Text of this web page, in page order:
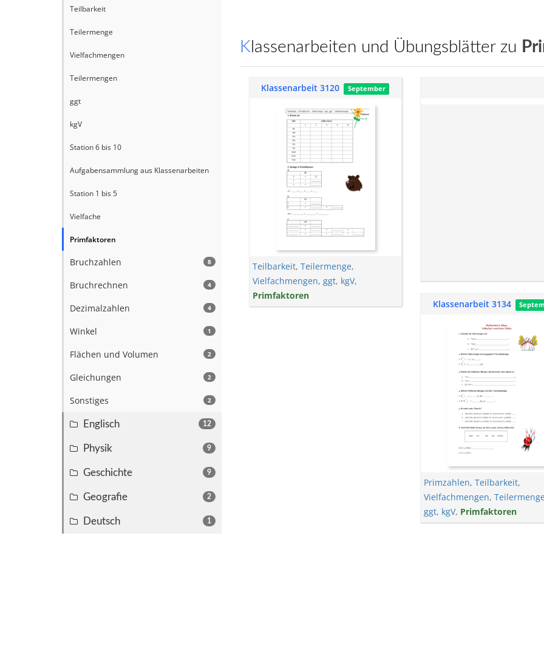
Teilbarkeit
Teilermenge
Vielfachmengen
Teilermengen
ggt
kgV
Station 6 bis 10
Aufgabensammlung aus Klassenarbeiten
Station 1 bis 5
Vielfache
Primfaktoren
8
Bruchzahlen
4
Bruchrechnen
4
Dezimalzahlen
1
Winkel
2
Flächen und Volumen
2
Gleichungen
2
Sonstiges
12
Englisch
9
Physik
9
Geschichte
2
Geografie
1
Deutsch
Klassenarbeiten und Übungsblätter zu
Klassenarbeit 3120 September
Teilbarkeit, Teilermenge,
Vielfachmengen, ggt, kgV,
Primfaktoren
Klassenarbeit 3134
Primzahlen, Teilbarkeit,
Vielfachmengen,
ggt, kgV, Primfaktoren